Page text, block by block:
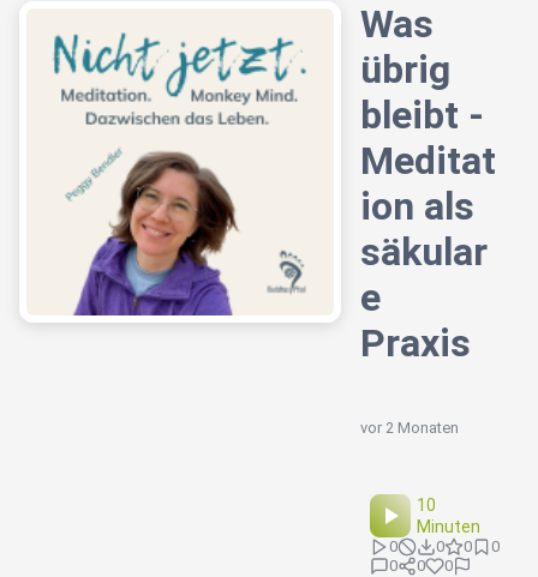
Was
übrig
bleibt -
Meditat
ion als
säkular
e
Praxis
vor 2 Monaten
10
Minuten
0 0 0
0
0
0 0